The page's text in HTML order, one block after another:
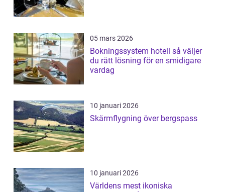
05 mars 2026
Bokningssystem hotell så väljer
du rätt lösning för en smidigare
vardag
10 januari 2026
Skärmflygning över bergspass
10 januari 2026
Världens mest ikoniska